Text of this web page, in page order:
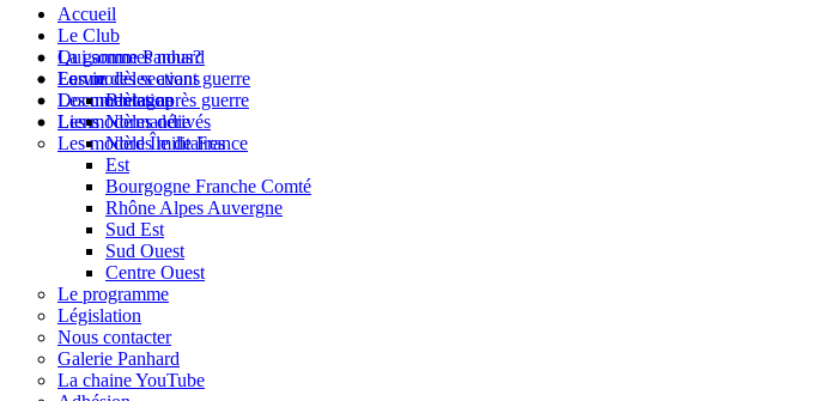
Accueil
Le Club
Qui sommes nous?
La vie des sections
Bretagne
Normandie
Nord Île de France
Est
Bourgogne Franche Comté
Rhône Alpes Auvergne
Sud Est
Sud Ouest
Centre Ouest
Le programme
Législation
Nous contacter
Galerie Panhard
La chaine YouTube
La gamme Panhard
Les modèles avant guerre
Les modèles après guerre
Les modèles dérivés
Les modèles militaires
Forum
Documentation
Liens